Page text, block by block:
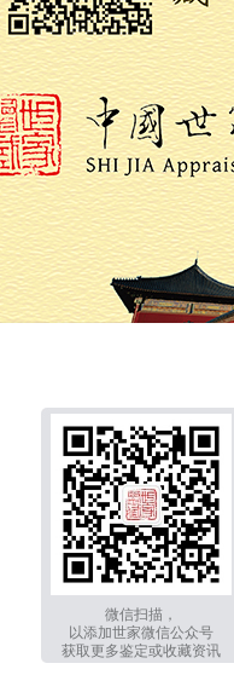
微信扫描，
以添加世家微信公众号
获取更多鉴定或收藏资讯